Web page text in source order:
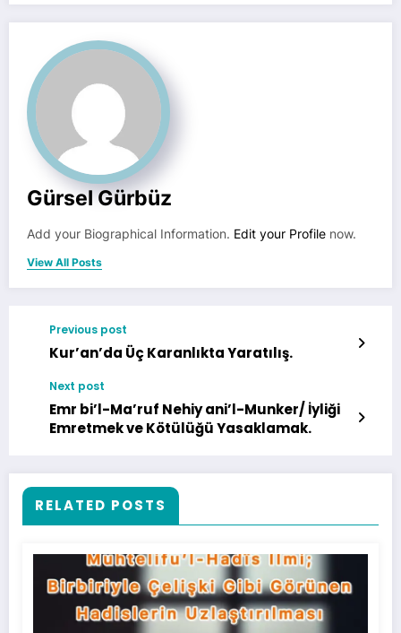
Gürsel Gürbüz
Add your Biographical Information. Edit your Profile now.
View All Posts
Previous post
Kur’an’da Üç Karanlıkta Yaratılış.
Next post
Emr bi’l-Ma’ruf Nehiy ani’l-Munker/ İyliği
Emretmek ve Kötülüğü Yasaklamak.
RELATED POSTS